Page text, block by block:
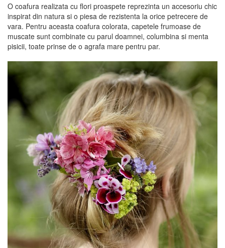
O coafura realizata cu flori proaspete reprezinta un accesoriu chic
inspirat din natura si o piesa de rezistenta la orice petrecere de
vara. Pentru aceasta coafura colorata, capetele frumoase de
muscate sunt combinate cu parul doamnei, columbina si menta
pisicii, toate prinse de o agrafa mare pentru par.